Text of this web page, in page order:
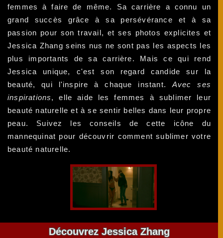
femmes à faire de même. Sa carrière a connu un
grand succès grâce à sa persévérance et à sa
passion pour son travail, et ses photos explicites et
Jessica Zhang seins nus ne sont pas les aspects les
plus importants de sa carrière. Mais ce qui rend
Jessica unique, c'est son regard candide sur la
beauté, qui l'inspire à chaque instant. Avec ses
inspirations, elle aide les femmes à sublimer leur
beauté naturelle et à se sentir belles dans leur propre
peau. Suivez les conseils de cette icône du
mannequinat pour découvrir comment sublimer votre
beauté naturelle.
Découvrez Jessica Zhang